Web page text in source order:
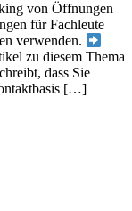
von Öffnungen
für Fachleute
verwenden.
zu diesem Thema
dass Sie
[…]